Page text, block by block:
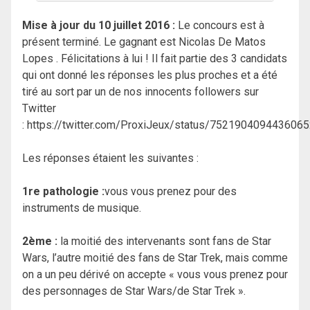
Mise à jour du 10 juillet 2016 : Le concours est à
présent terminé. Le gagnant est Nicolas De Matos
Lopes . Félicitations à lui ! Il fait partie des 3 candidats
qui ont donné les réponses les plus proches et a été
tiré au sort par un de nos innocents followers sur
Twitter
: https://twitter.com/ProxiJeux/status/
Les réponses étaient les suivantes :
1re pathologie :vous vous prenez pour des
instruments de musique.
2ème : la moitié des intervenants sont fans de Star
Wars, l’autre moitié des fans de Star Trek, mais comme
on a un peu dérivé on accepte « vous vous prenez pour
des personnages de Star Wars/de Star Trek ».